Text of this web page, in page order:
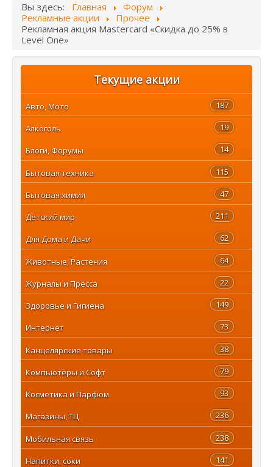
Вы здесь: Главная
Форум
Рекламные акции
Прочее
Рекламная акция Mastercard «Скидка до 25% в
Level One»
Текущие акции
187
Авто, Мото
19
Алкоголь
14
Блоги, Форумы
115
Бытовая техника
47
Бытовая химия
211
Детский мир
62
Для Дома и Дачи
64
Животные, Растения
22
Журналы и Пресса
149
Здоровье и Гигиена
73
Интернет
38
Канцелярские товары
79
Компьютеры и Софт
93
Косметика и Парфюм
236
Магазины, ТЦ
238
Мобильная связь
141
Напитки, соки